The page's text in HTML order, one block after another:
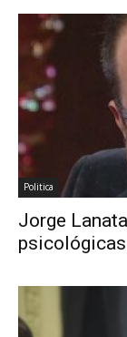
Politica
Jorge
psicológicas